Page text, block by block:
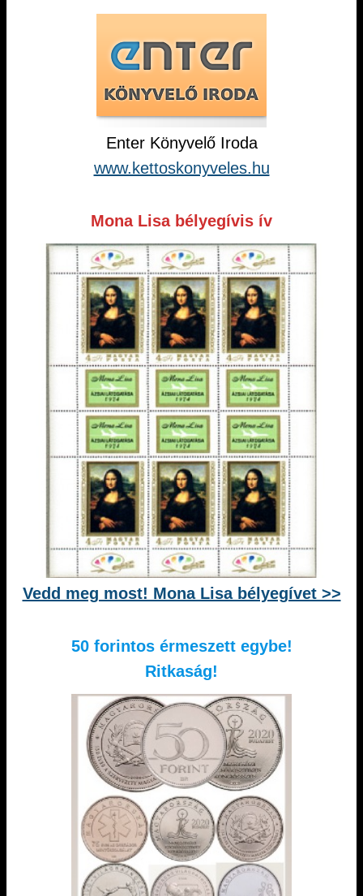
Enter Könyvelő Iroda
www.kettoskonyveles.hu
Mona Lisa bélyegívis ív
Vedd meg most! Mona Lisa bélyegívet >>
50 forintos érmeszett egybe!
Ritkaság!